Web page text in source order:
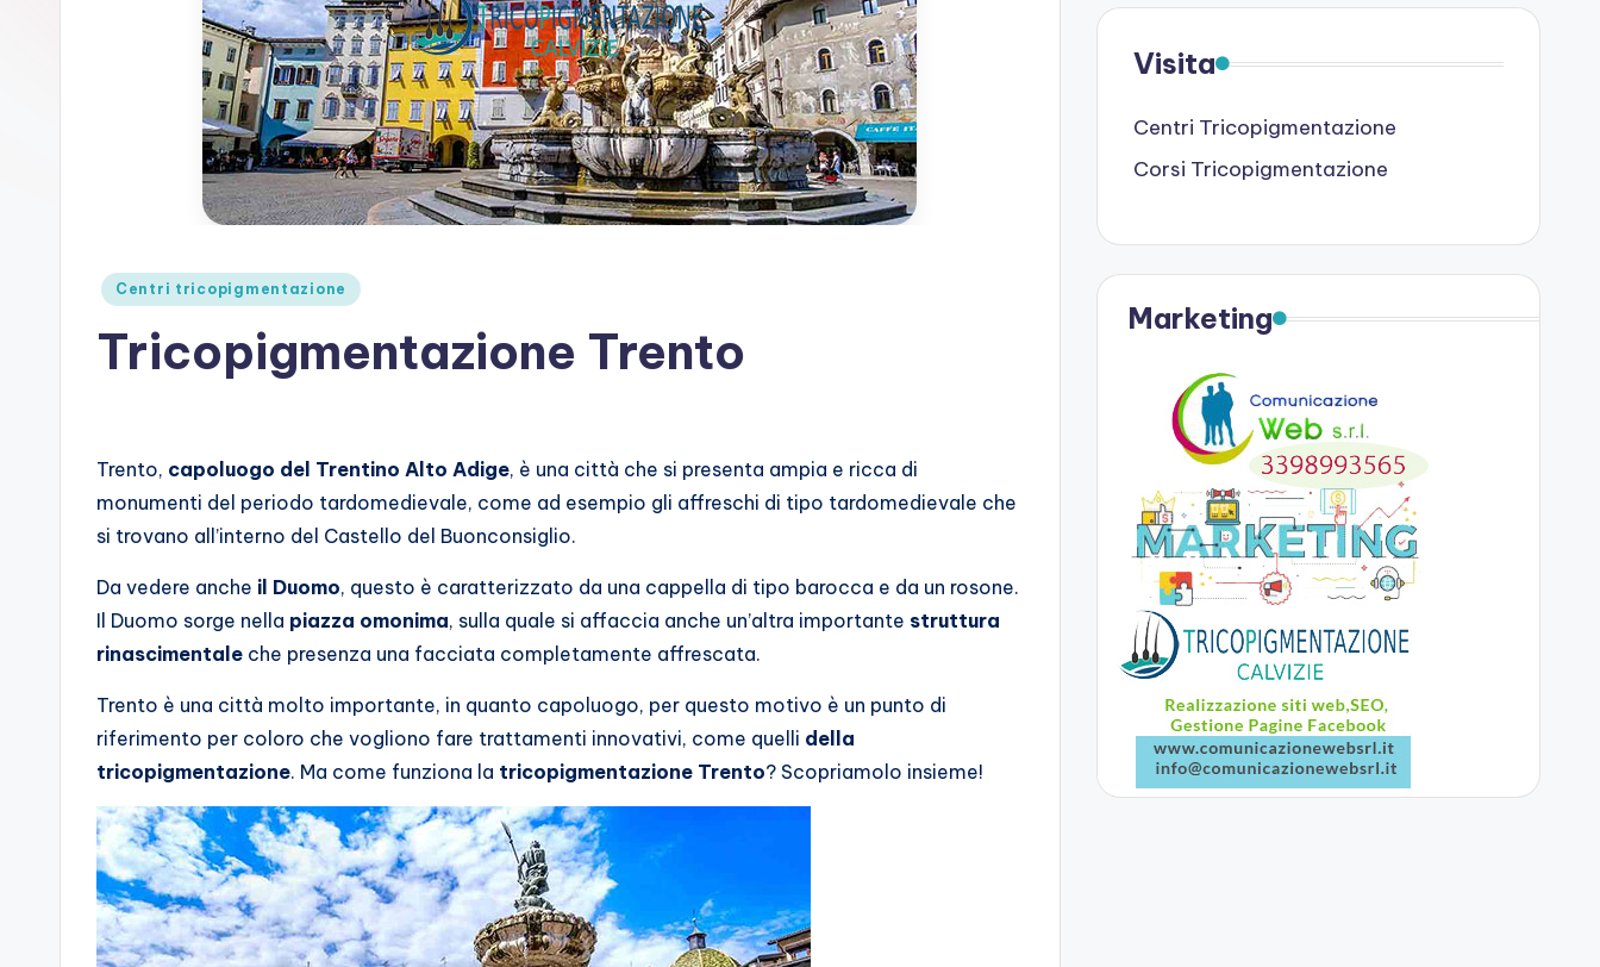
lv
iz
Posted
Centri tricopigmentazione
Tricopigmentazione Trento
Trento, capoluogo del Trentino Alto Adige, è una città che si presenta ampia e ricca di
monumenti del periodo tardomedievale, come ad esempio gli affreschi di tipo tardomedievale che
si trovano all’interno del Castello del Buonconsiglio.
Da vedere anche il Duomo, questo è caratterizzato da una cappella di tipo barocca e da un rosone.
Il Duomo sorge nella piazza omonima, sulla quale si affaccia anche un’altra importante struttura
rinascimentale che presenza una facciata completamente affrescata.
Trento è una città molto importante, in quanto capoluogo, per questo motivo è un punto di
riferimento per coloro che vogliono fare trattamenti innovativi, come quelli della
tricopigmentazione. Ma come funziona la tricopigmentazione Trento? Scopriamolo insieme!
Visita
Centri Tricopigmentazione
Corsi Tricopigmentazione
Marketing